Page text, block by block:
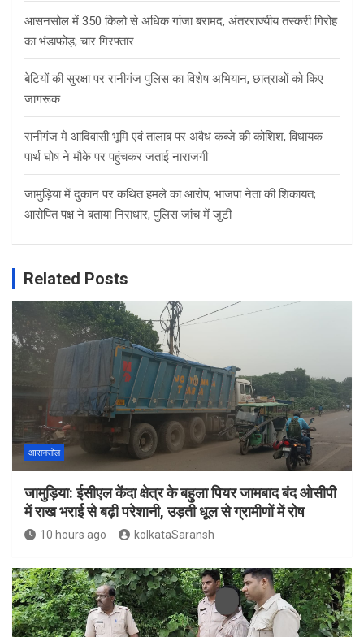
आसनसोल में 350 किलो से अधिक गांजा बरामद, अंतरराज्यीय तस्करी गिरोह
का भंडाफोड़; चार गिरफ्तार
बेटियों की सुरक्षा पर रानीगंज पुलिस का विशेष अभियान, छात्राओं को किए
जागरूक
रानीगंज मे आदिवासी भूमि एवं तालाब पर अवैध कब्जे की कोशिश, विधायक
पार्थ घोष ने मौके पर पहुंचकर जताई नाराजगी
जामुड़िया में दुकान पर कथित हमले का आरोप, भाजपा नेता की शिकायत;
आरोपित पक्ष ने बताया निराधार, पुलिस जांच में जुटी
Related Posts
आसनसोल
जामुड़िया: ईसीएल केंदा क्षेत्र के बहुला पियर जामबाद बंद ओसीपी
में राख भराई से बढ़ी परेशानी, उड़ती धूल से ग्रामीणों में रोष
10 hours ago kolkataSaransh